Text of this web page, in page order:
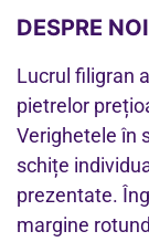
DESPRE NOI
Lucrul filigran
pietrelor
Verighetele în
schițe
prezentate.
margine